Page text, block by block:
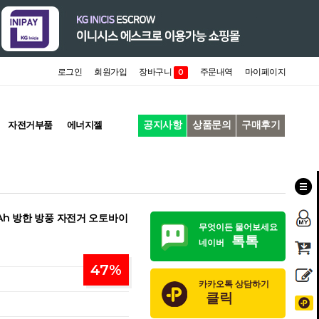
로그인 회원가입 장바구니 0 주문내역 마이페이지
자전거부품 에너지젤 공지사항 상품문의 구매후기
방한 방풍 자전거 오토바이
47%
무엇이든 물어보세요
네이버
톡톡
카카오톡 상담하기
클릭